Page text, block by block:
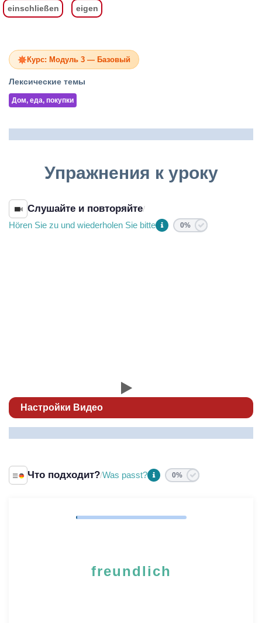
einschließen eigen
Курс: Модуль 3 — Базовый
Лексические темы
Дом, еда, покупки
Упражнения к уроку
Слушайте и повторяйте/
Hören Sie zu und wiederholen Sie bitte 0%
Настройки Видео
Что подходит?/Was passt? 0%
freundlich